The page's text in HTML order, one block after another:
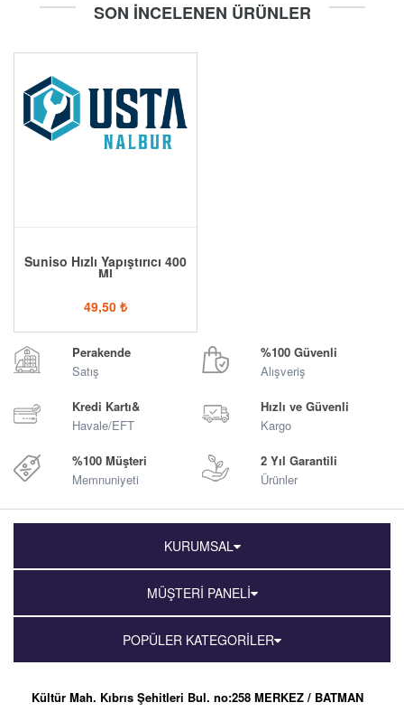
SON İNCELENEN ÜRÜNLER
Suniso Hızlı Yapıştırıcı 400
Ml
49,50 ₺
Perakende
Satış
%100 Güvenli
Alışveriş
Kredi Kartı&
Havale/EFT
Hızlı ve Güvenli
Kargo
%100 Müşteri
Memnuniyeti
2 Yıl Garantili
Ürünler
KURUMSAL
MÜŞTERİ PANELİ
POPÜLER KATEGORİLER
Kültür Mah. Kıbrıs Şehitleri Bul. no:258 MERKEZ / BATMAN